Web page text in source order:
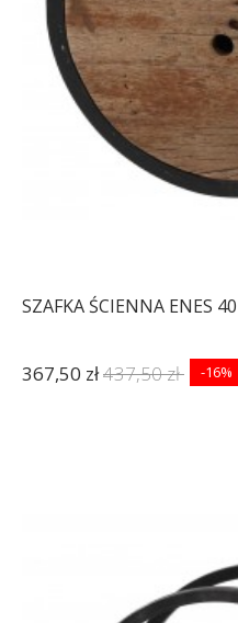
SZAFKA ŚCIENNA ENES
367,50 zł437,50 zł -16%